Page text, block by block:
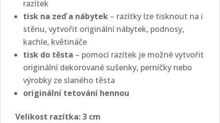
razítek
tisk na zeď a nábytek – razítky lze tisknout na i
stěnu, vytvořit originální nábytek, podnosy,
kachle, květináče
tisk do těsta – pomocí razítek je možné vytvořit
originální dekorované sušenky, perníčky nebo
výrobky ze slaného těsta
originální tetování hennou
Velikost razítka: 3 cm